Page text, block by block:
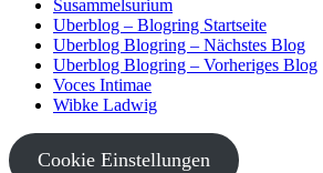
Susammelsurium
Uberblog – Blogring Startseite
Uberblog Blogring – Nächstes Blog
Uberblog Blogring – Vorheriges Blog
Voces Intimae
Wibke Ladwig
Cookie Einstellungen